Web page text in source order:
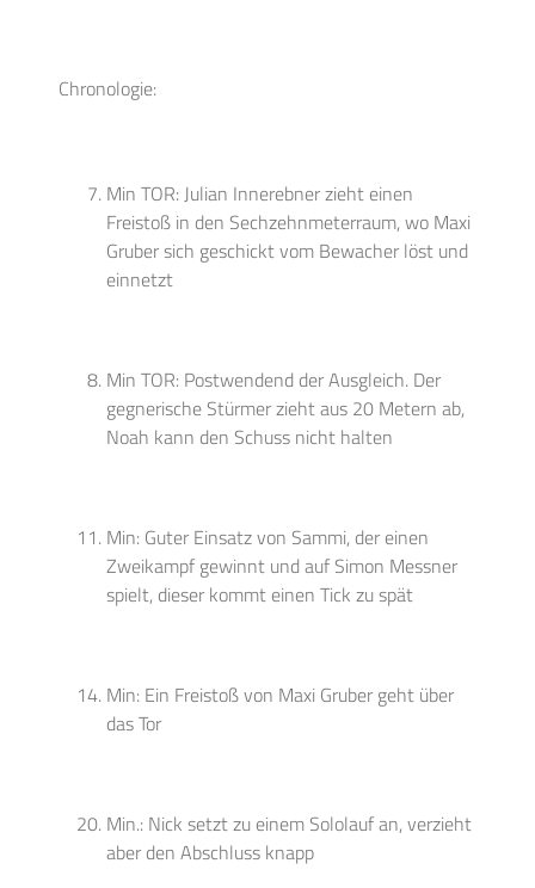
Chronologie:
Min TOR: Julian Innerebner zieht einen
Freistoß in den Sechzehnmeterraum, wo Maxi
Gruber sich geschickt vom Bewacher löst und
einnetzt
Min TOR: Postwendend der Ausgleich. Der
gegnerische Stürmer zieht aus 20 Metern ab,
Noah kann den Schuss nicht halten
Min: Guter Einsatz von Sammi, der einen
Zweikampf gewinnt und auf Simon Messner
spielt, dieser kommt einen Tick zu spät
Min: Ein Freistoß von Maxi Gruber geht über
das Tor
Min.: Nick setzt zu einem Sololauf an, verzieht
aber den Abschluss knapp